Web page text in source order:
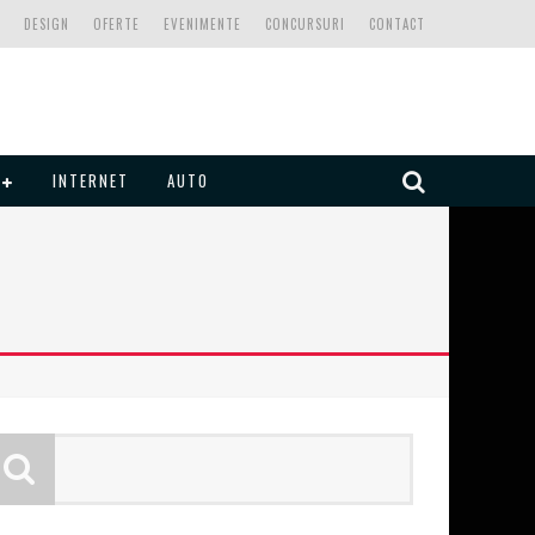
CONTACT
CONCURSURI
EVENIMENTE
OFERTE
DESIGN
INTERNET AUTO